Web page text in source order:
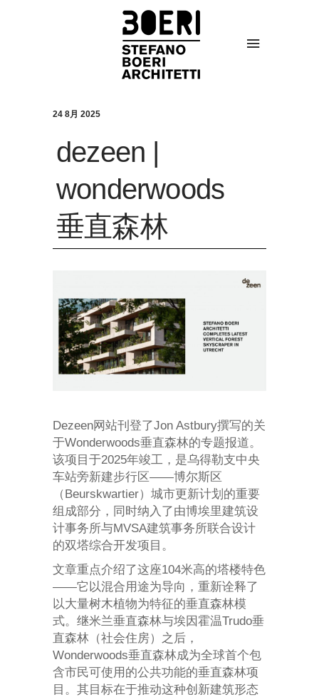
24 8月 2025
dezeen |
wonderwoods
垂直森林
Dezeen网站刊登了Jon Astbury撰写的关
于Wonderwoods垂直森林的专题报道。
该项目于2025年竣工，是乌得勒支中央
车站旁新建步行区——博尔斯区
（Beurskwartier）城市更新计划的重要
组成部分，同时纳入了由博埃里建筑设
计事务所与MVSA建筑事务所联合设计
的双塔综合开发项目。
文章重点介绍了这座104米高的塔楼特色
——它以混合用途为导向，重新诠释了
以大量树木植物为特征的垂直森林模
式。继米兰垂直森林与埃因霍温Trudo垂
直森林（社会住房）之后，
Wonderwoods垂直森林成为全球首个包
含市民可使用的公共功能的垂直森林项
目。其目标在于推动这种创新建筑形态